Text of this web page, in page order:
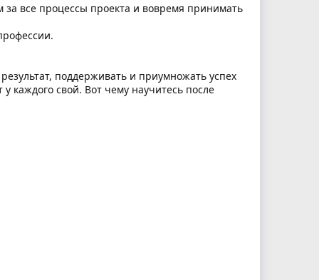
все процессы проекта и вовремя принимать
поддерживать и приумножать успех
каждого свой. Вот чему научитесь после